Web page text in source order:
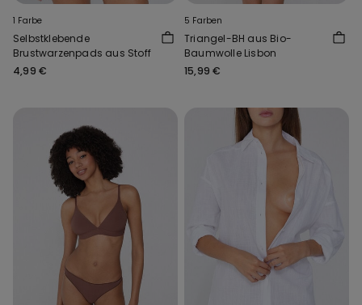
1 Farbe
Selbstklebende
Brustwarzenpads aus Stoff
4,99 €
5 Farben
Triangel-BH aus Bio-
Baumwolle Lisbon
15,99 €